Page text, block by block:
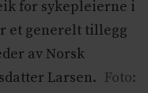
for sykepleierne i
et generelt tillegg
av Norsk
Larsen. Foto: